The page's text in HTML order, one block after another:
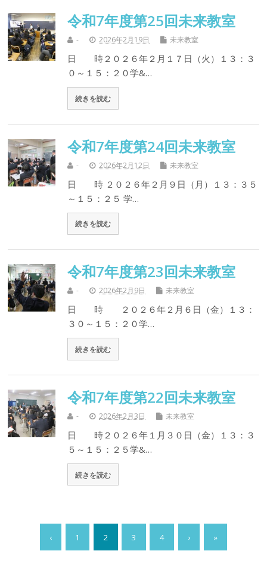
令和7年度第25回未来教室
- 2026年2月19日 未来教室
日 時２０２６年２月１７日（火）１３：３
０～１５：２０学&…
続きを読む
令和7年度第24回未来教室
- 2026年2月12日 未来教室
日 時 ２０２６年２月９日（月）１３：３５
～１５：２５ 学…
続きを読む
令和7年度第23回未来教室
- 2026年2月9日 未来教室
日 時 ２０２６年２月６日（金）１３：
３０～１５：２０学…
続きを読む
令和7年度第22回未来教室
- 2026年2月3日 未来教室
日 時２０２６年１月３０日（金）１３：３
５～１５：２５学&…
続きを読む
‹ 1 2 3 4 › »